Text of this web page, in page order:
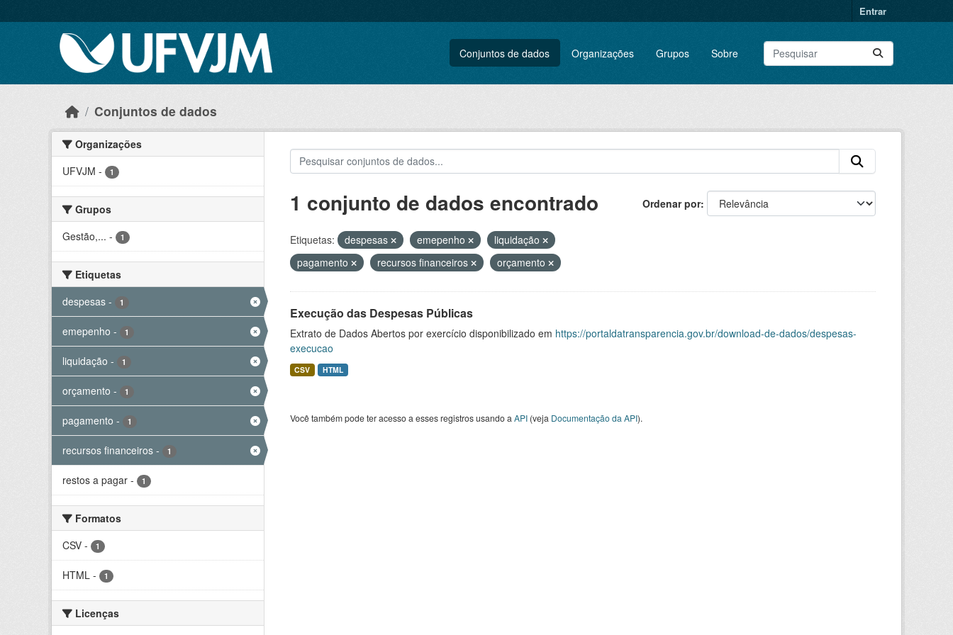
Entrar
Conjuntos de dados Organizações Grupos Sobre
Conjuntos de dados
Organizações
UFVJM - 1
Grupos
Gestão,... - 1
Etiquetas
despesas - 1
emepenho - 1
liquidação - 1
orçamento - 1
pagamento - 1
recursos financeiros - 1
restos a pagar - 1
Formatos
CSV - 1
HTML - 1
Licenças
Ordenar por
1 conjunto de dados encontrado
Etiquetas: despesas emepenho
liquidação
pagamento
recursos financeiros orçamento
Execução das Despesas Públicas
Extrato de Dados Abertos por exercício disponibilizado em https://portaldatransparencia.gov.br/download-de-dados/despesas-
execucao
CSV HTML
Você também pode ter acesso a esses registros usando a API(veja Documentação da API).